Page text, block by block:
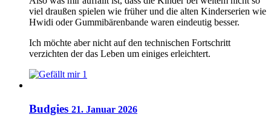
viel draußen spielen wie früher und die alten Kinderserien wie
Hwidi oder Gummibärenbande waren eindeutig besser.
Ich möchte aber nicht auf den technischen Fortschritt
verzichten der das Leben um einiges erleichtert.
1
Budgies 21. Januar 2026